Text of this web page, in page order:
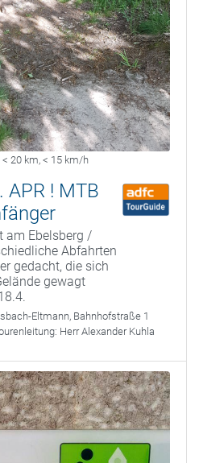
< 20 km, < 15 km/h
APR ! MTB
am Ebelsberg /
Abfahrten
gedacht, die sich
gewagt
Eltmann, Bahnhofstraße 1
Herr Alexander Kuhla